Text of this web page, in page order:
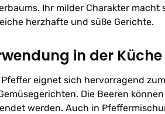
Ihr milder Charakter
herzhafte und süße Gerichte.
in der Küche
Pfeffer eignet sich hervorragend
Die Beeren
werden. Auch in